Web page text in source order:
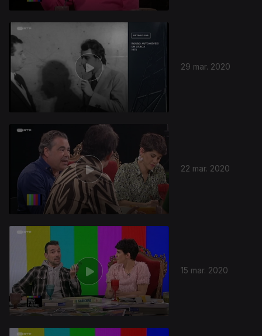
29 mar. 2020
22 mar. 2020
15 mar. 2020
461957